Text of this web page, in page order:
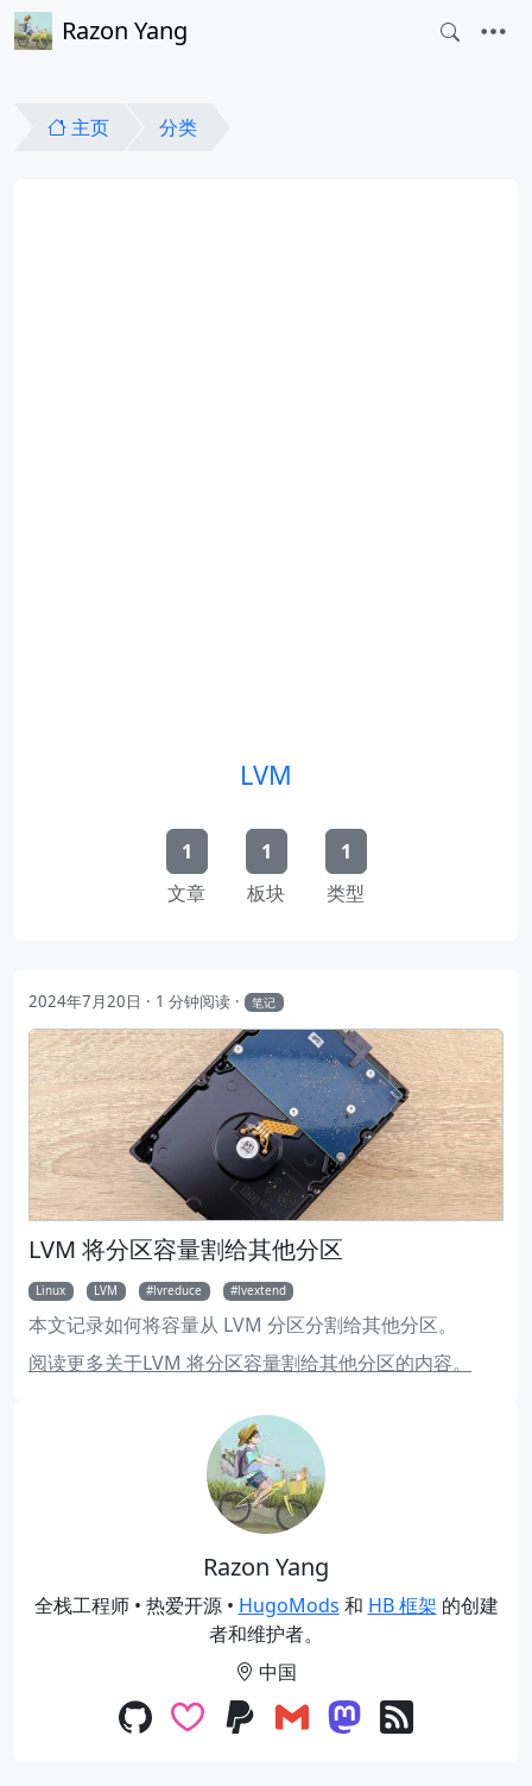
Razon Yang
主页 分类
LVM
1
文章
1
板块
1
类型
2024年7月20日 1 分钟阅读 笔记
LVM 将分区容量割给其他分区
Linux LVM lvreduce lvextend
本文记录如何将容量从 LVM 分区分割给其他分区。
阅读更多关于LVM 将分区容量割给其他分区的内容。
Razon Yang
全栈工程师 • 热爱开源 • HugoMods 和 HB 框架 的创建
者和维护者。
中国